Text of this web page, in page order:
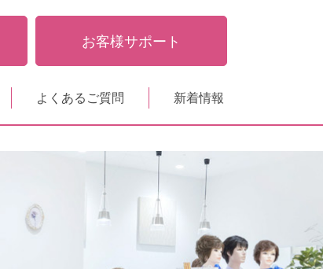
お客様サポート
よくあるご質問 新着情報